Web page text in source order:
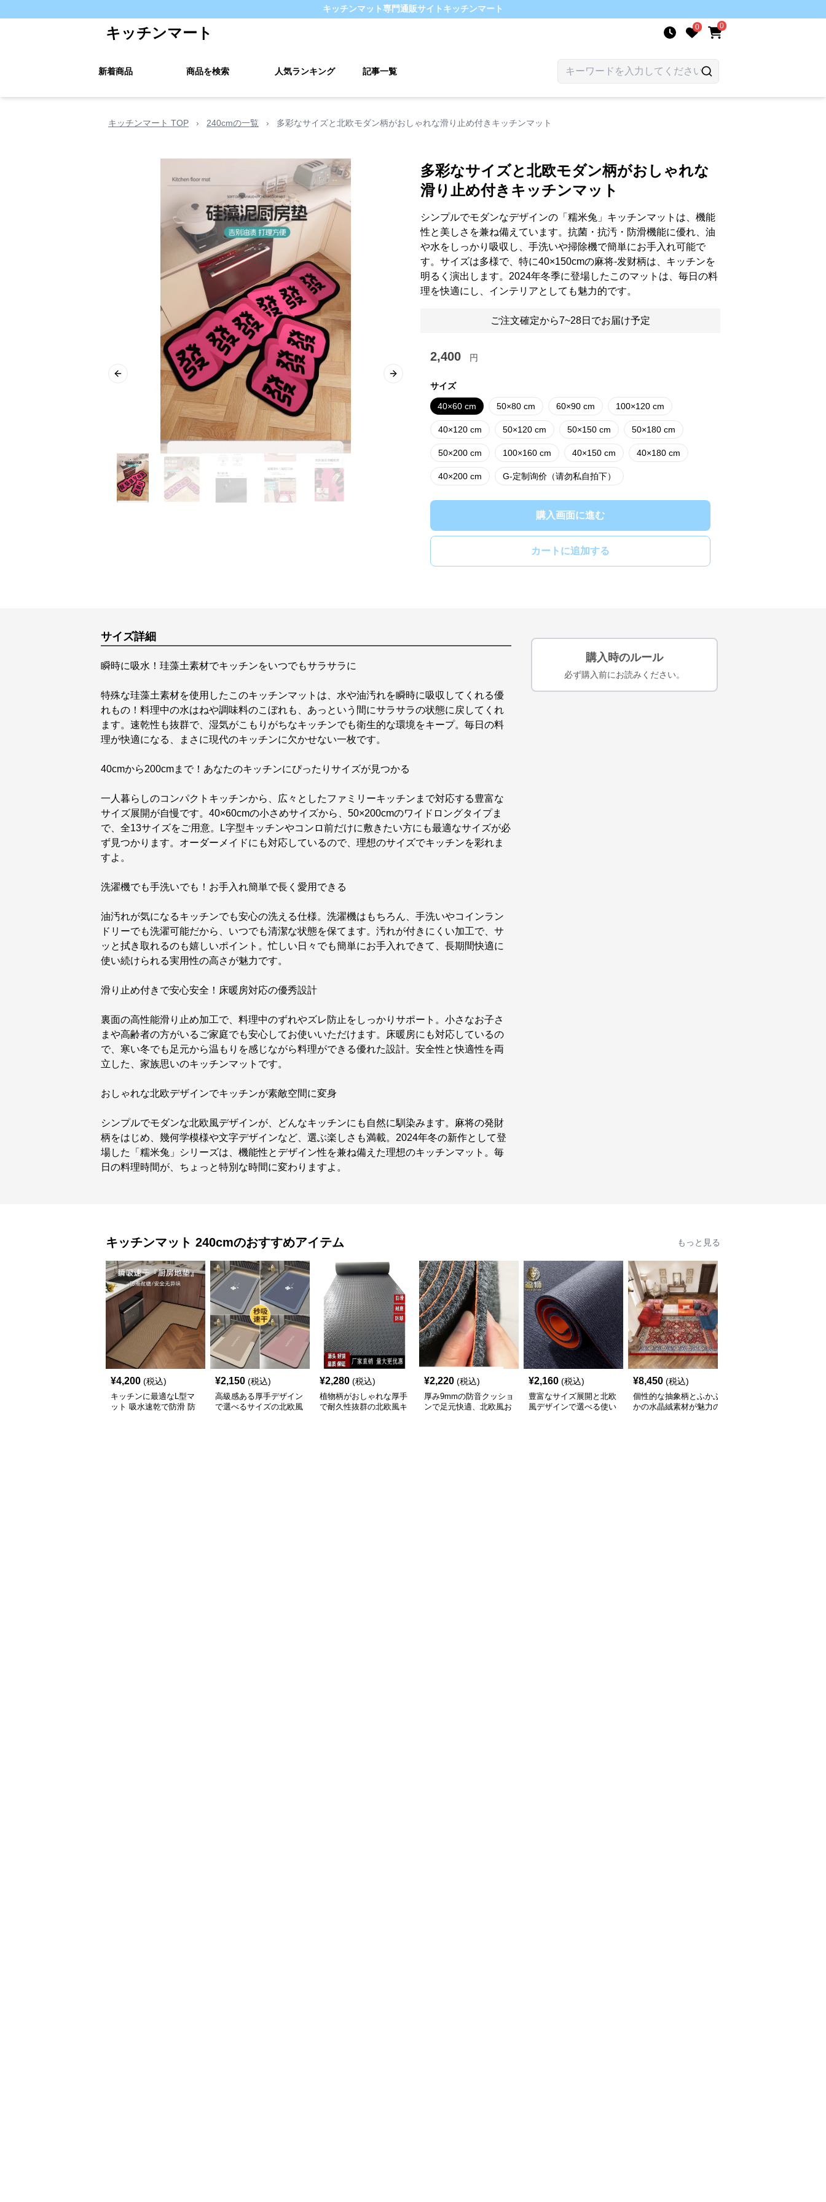
キッチンマット専門通販サイト キッチンマート
キッチンマート 0 0
新着商品 商品を検索 人気ランキング 記事一覧
キッチンマート TOP › 240cmの一覧 › 多彩なサイズと北欧モダン柄がおしゃれな滑り止め付きキッチンマット
Previous slide Next slide
多彩なサイズと北欧モダン柄がおしゃれな
滑り止め付きキッチンマット
シンプルでモダンなデザインの「糯米兔」キッチンマットは、機能
性と美しさを兼ね備えています。抗菌・抗汚・防滑機能に優れ、油
や水をしっかり吸収し、手洗いや掃除機で簡単にお手入れ可能で
す。サイズは多様で、特に40×150cmの麻将-发财柄は、キッチンを
明るく演出します。2024年冬季に登場したこのマットは、毎日の料
理を快適にし、インテリアとしても魅力的です。
ご注文確定から7~28日でお届け予定
2,400 円
サイズ
40×60 cm 50×80 cm 60×90 cm 100×120 cm
40×120 cm 50×120 cm 50×150 cm 50×180 cm
50×200 cm 100×160 cm 40×150 cm 40×180 cm
40×200 cm G-定制询价（请勿私自拍下）
購入画面に進む
カートに追加する
サイズ詳細
瞬時に吸水！珪藻土素材でキッチンをいつでもサラサラに
特殊な珪藻土素材を使用したこのキッチンマットは、水や油汚れを瞬時に吸収してくれる優
れもの！料理中の水はねや調味料のこぼれも、あっという間にサラサラの状態に戻してくれ
ます。速乾性も抜群で、湿気がこもりがちなキッチンでも衛生的な環境をキープ。毎日の料
理が快適になる、まさに現代のキッチンに欠かせない一枚です。
40cmから200cmまで！あなたのキッチンにぴったりサイズが見つかる
一人暮らしのコンパクトキッチンから、広々としたファミリーキッチンまで対応する豊富な
サイズ展開が自慢です。40×60cmの小さめサイズから、50×200cmのワイドロングタイプま
で、全13サイズをご用意。L字型キッチンやコンロ前だけに敷きたい方にも最適なサイズが必
ず見つかります。オーダーメイドにも対応しているので、理想のサイズでキッチンを彩れま
すよ。
洗濯機でも手洗いでも！お手入れ簡単で長く愛用できる
油汚れが気になるキッチンでも安心の洗える仕様。洗濯機はもちろん、手洗いやコインラン
ドリーでも洗濯可能だから、いつでも清潔な状態を保てます。汚れが付きにくい加工で、サ
ッと拭き取れるのも嬉しいポイント。忙しい日々でも簡単にお手入れできて、長期間快適に
使い続けられる実用性の高さが魅力です。
滑り止め付きで安心安全！床暖房対応の優秀設計
裏面の高性能滑り止め加工で、料理中のずれやズレ防止をしっかりサポート。小さなお子さ
まや高齢者の方がいるご家庭でも安心してお使いいただけます。床暖房にも対応しているの
で、寒い冬でも足元から温もりを感じながら料理ができる優れた設計。安全性と快適性を両
立した、家族思いのキッチンマットです。
おしゃれな北欧デザインでキッチンが素敵空間に変身
シンプルでモダンな北欧風デザインが、どんなキッチンにも自然に馴染みます。麻将の発財
柄をはじめ、幾何学模様や文字デザインなど、選ぶ楽しさも満載。2024年冬の新作として登
場した「糯米兔」シリーズは、機能性とデザイン性を兼ね備えた理想のキッチンマット。毎
日の料理時間が、ちょっと特別な時間に変わりますよ。
購入時のルール
必ず購入前にお読みください。
キッチンマット 240cmのおすすめアイテム もっと見る
¥4,200 (税込)
キッチンに最適なL型マ
ット 吸水速乾で防滑 防
¥2,150 (税込)
高級感ある厚手デザイン
で選べるサイズの北欧風
¥2,280 (税込)
植物柄がおしゃれな厚手
で耐久性抜群の北欧風キ
¥2,220 (税込)
厚み9mmの防音クッショ
ンで足元快適、北欧風お
¥2,160 (税込)
豊富なサイズ展開と北欧
風デザインで選べる使い
¥8,450 (税込)
個性的な抽象柄とふかふ
かの水晶絨素材が魅力の